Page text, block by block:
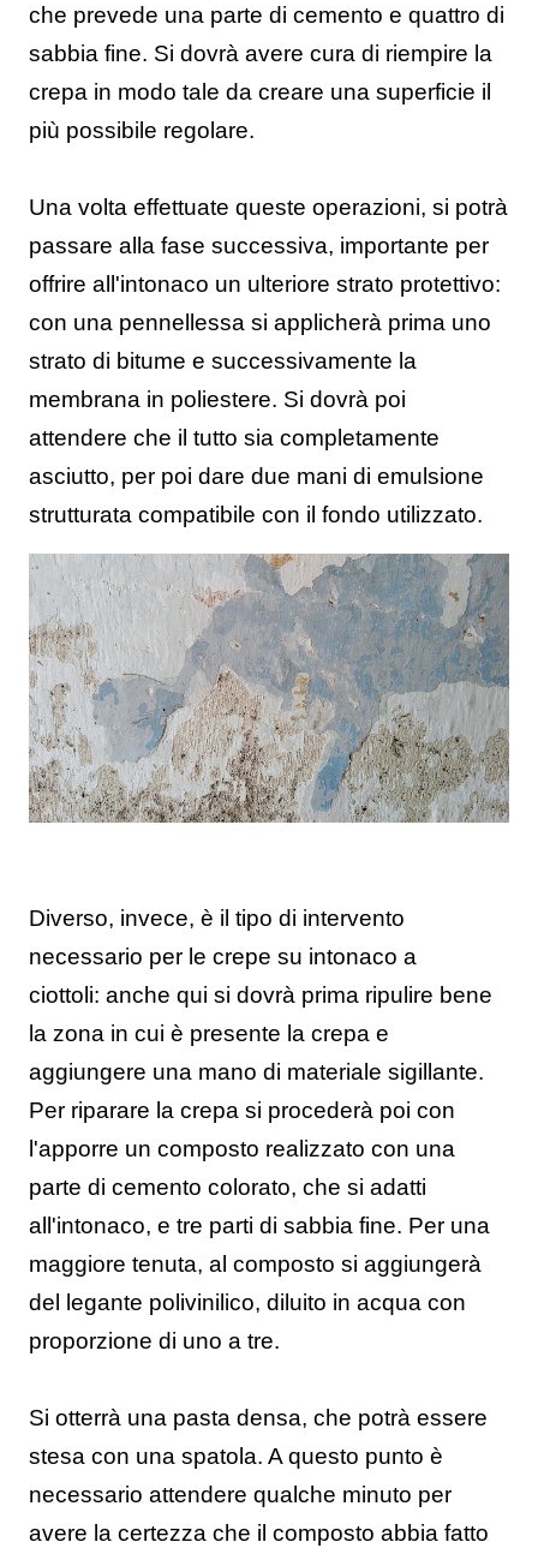
che prevede una parte di cemento e quattro di
sabbia fine. Si dovrà avere cura di riempire la
crepa in modo tale da creare una superficie il
più possibile regolare.
Una volta effettuate queste operazioni, si potrà
passare alla fase successiva, importante per
offrire all'intonaco un ulteriore strato protettivo:
con una pennellessa si applicherà prima uno
strato di bitume e successivamente la
membrana in poliestere. Si dovrà poi
attendere che il tutto sia completamente
asciutto, per poi dare due mani di emulsione
strutturata compatibile con il fondo utilizzato.
Diverso, invece, è il tipo di intervento
necessario per le crepe su intonaco a
ciottoli: anche qui si dovrà prima ripulire bene
la zona in cui è presente la crepa e
aggiungere una mano di materiale sigillante.
Per riparare la crepa si procederà poi con
l'apporre un composto realizzato con una
parte di cemento colorato, che si adatti
all'intonaco, e tre parti di sabbia fine. Per una
maggiore tenuta, al composto si aggiungerà
del legante polivinilico, diluito in acqua con
proporzione di uno a tre.
Si otterrà una pasta densa, che potrà essere
stesa con una spatola. A questo punto è
necessario attendere qualche minuto per
avere la certezza che il composto abbia fatto